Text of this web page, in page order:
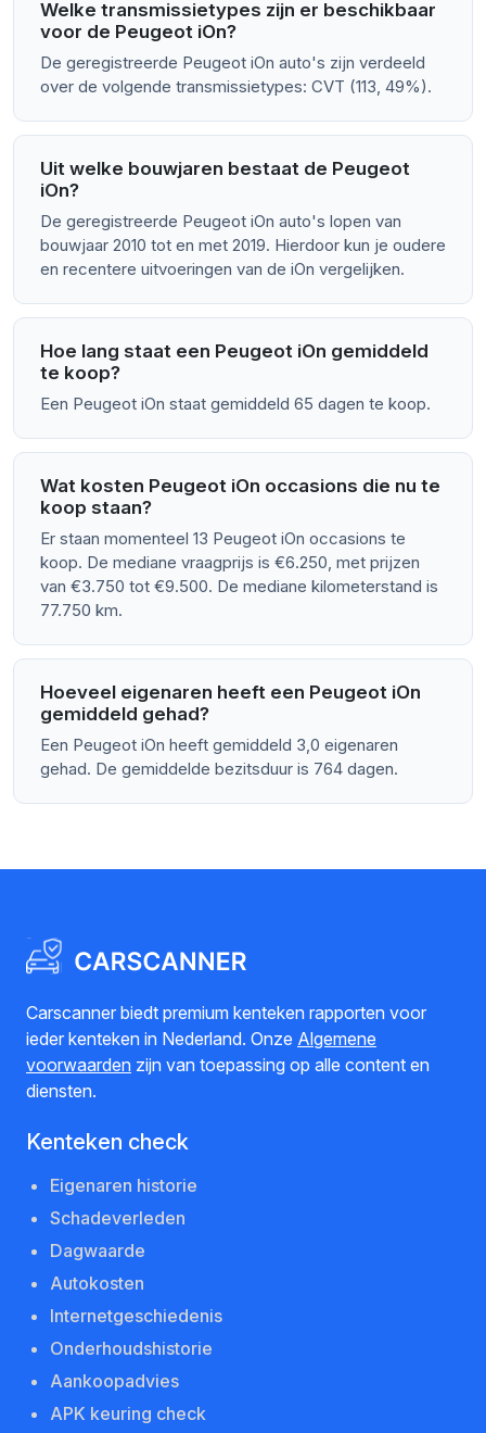
Welke transmissietypes zijn er beschikbaar
voor de Peugeot iOn?
De geregistreerde Peugeot iOn auto's zijn verdeeld
over de volgende transmissietypes: CVT (113, 49%).
Uit welke bouwjaren bestaat de Peugeot
iOn?
De geregistreerde Peugeot iOn auto's lopen van
bouwjaar 2010 tot en met 2019. Hierdoor kun je oudere
en recentere uitvoeringen van de iOn vergelijken.
Hoe lang staat een Peugeot iOn gemiddeld
te koop?
Een Peugeot iOn staat gemiddeld 65 dagen te koop.
Wat kosten Peugeot iOn occasions die nu te
koop staan?
Er staan momenteel 13 Peugeot iOn occasions te
koop. De mediane vraagprijs is €6.250, met prijzen
van €3.750 tot €9.500. De mediane kilometerstand is
77.750 km.
Hoeveel eigenaren heeft een Peugeot iOn
gemiddeld gehad?
Een Peugeot iOn heeft gemiddeld 3,0 eigenaren
gehad. De gemiddelde bezitsduur is 764 dagen.
Carscanner biedt premium kenteken rapporten voor
ieder kenteken in Nederland. Onze Algemene
voorwaarden zijn van toepassing op alle content en
diensten.
Kenteken check
Eigenaren historie
Schadeverleden
Dagwaarde
Autokosten
Internetgeschiedenis
Onderhoudshistorie
Aankoopadvies
APK keuring check